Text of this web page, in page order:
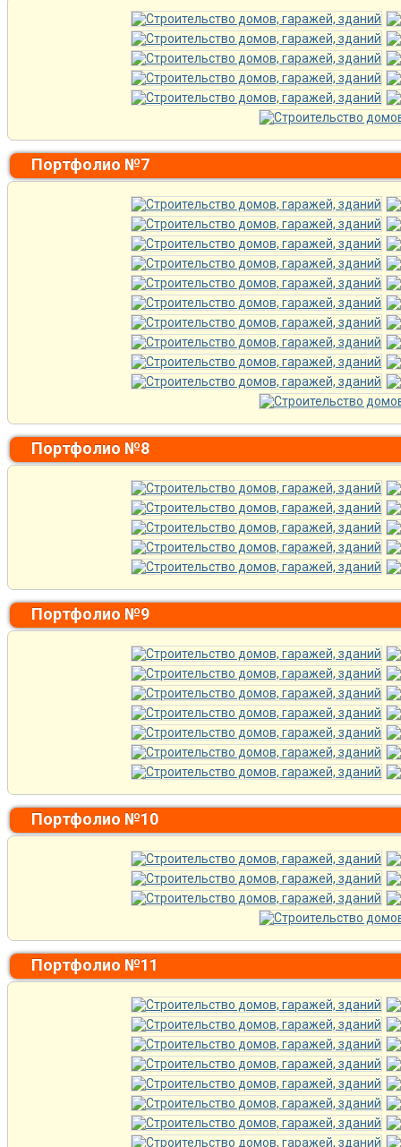
Портфолио №7
Портфолио №8
Портфолио №9
Портфолио №10
Портфолио №11